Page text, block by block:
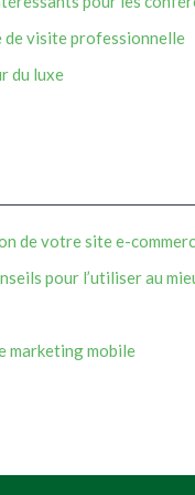
de visite professionnelle
du luxe
de votre site e-
pour l’utiliser au
marketing mobile